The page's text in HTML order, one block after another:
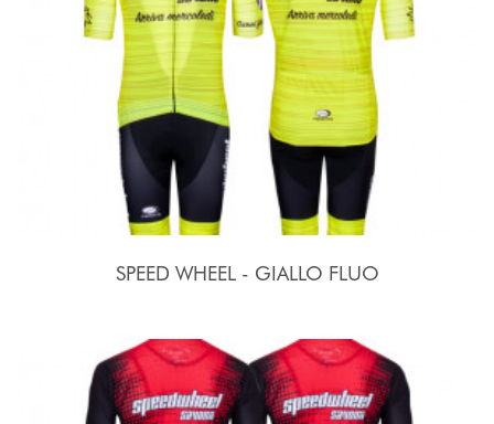
SPEED WHEEL - GIALLO FLUO